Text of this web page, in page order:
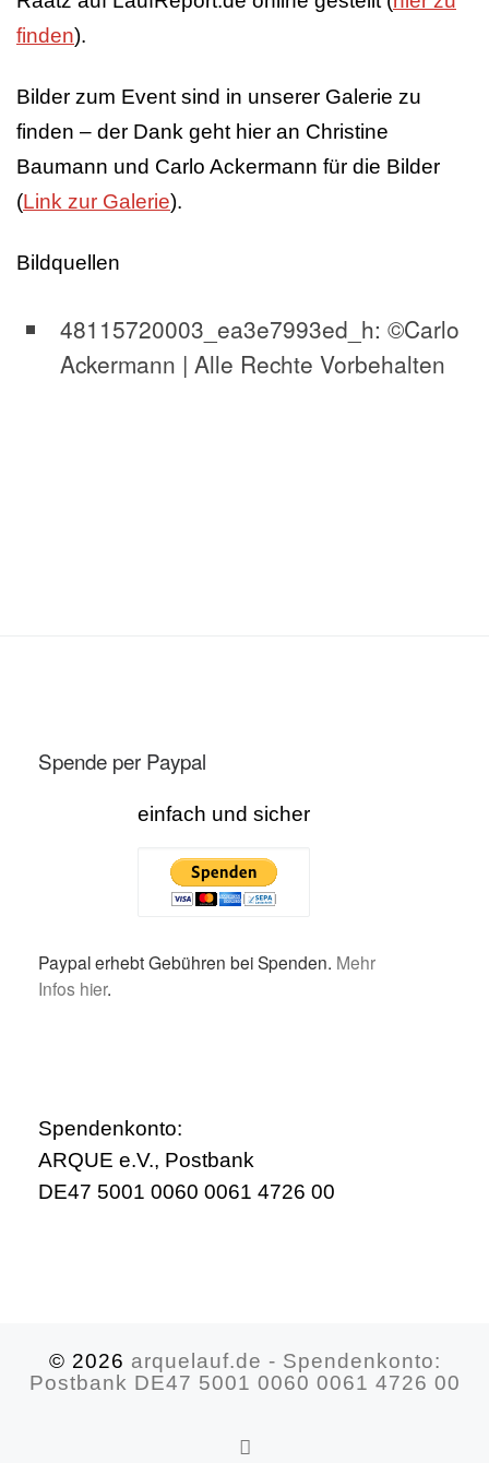
finden).
Bilder zum Event sind in unserer Galerie zu
finden – der Dank geht hier an Christine
Baumann und Carlo Ackermann für die Bilder
(Link zur Galerie).
Bildquellen
48115720003_ea3e7993ed_h: ©Carlo
Ackermann | Alle Rechte Vorbehalten
Spende per Paypal
einfach und sicher
Paypal erhebt Gebühren bei Spenden. Mehr
Infos hier.
Spendenkonto:
ARQUE e.V., Postbank
DE47 5001 0060 0061 4726 00
© 2026 arquelauf.de - Spendenkonto:
Postbank DE47 5001 0060 0061 4726 00